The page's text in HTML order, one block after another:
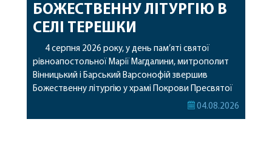
БОЖЕСТВЕННУ ЛІТУРГІЮ В
СЕЛІ ТЕРЕШКИ
4 серпня 2026 року, у день пам’яті святої
рівноапостольної Марії Магдалини, митрополит
Вінницький і Барський Варсонофій звершив
Божественну літургію у храмі Покрови Пресвятої
Богородиці села Терешки Барського благочиння.
04.08.2026